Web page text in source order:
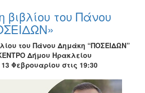
του Πάνου
του Πάνου Δημάκη “ΠΟΣΕΙΔΩΝ”
Δήμου Ηρακλείου
Φεβρουαρίου στις 19:30